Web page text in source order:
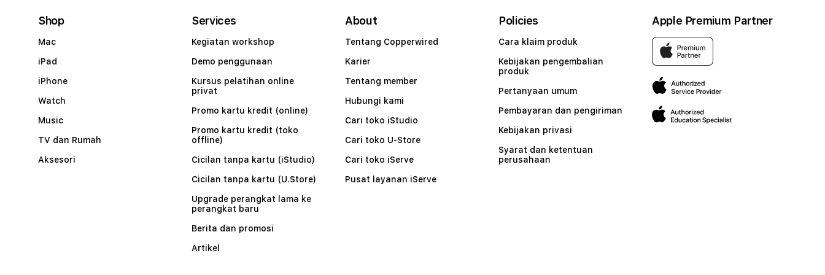
Shop
Mac
iPad
iPhone
Watch
Music
TV dan Rumah
Aksesori
Services
Kegiatan workshop
Demo penggunaan
Kursus pelatihan online
privat
Promo kartu kredit (online)
Promo kartu kredit (toko
offline)
Cicilan tanpa kartu (iStudio)
Cicilan tanpa kartu (U.Store)
Upgrade perangkat lama ke
perangkat baru
Berita dan promosi
Artikel
About
Tentang Copperwired
Karier
Tentang member
Hubungi kami
Cari toko iStudio
Cari toko U-Store
Cari toko iServe
Pusat layanan iServe
Policies
Cara klaim produk
Kebijakan pengembalian
produk
Pertanyaan umum
Pembayaran dan pengiriman
Kebijakan privasi
Syarat dan ketentuan
perusahaan
Apple Premium Partner